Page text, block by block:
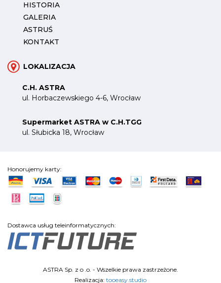
HISTORIA
GALERIA
ASTRUŚ
KONTAKT
LOKALIZACJA
C.H. ASTRA
ul. Horbaczewskiego 4-6, Wrocław
Supermarket ASTRA w C.H.TGG
ul. Słubicka 18, Wrocław
Honorujemy karty:
Dostawca usług teleinformatycznych:
ASTRA Sp. z o .o. - Wszelkie prawa zastrzeżone.
Realizacja: tooeasy.studio